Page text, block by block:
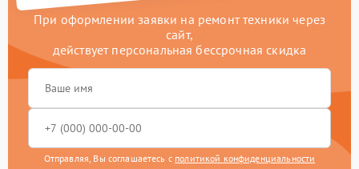
При оформлении заявки на ремонт техники через
сайт,
действует персональная бессрочная скидка
Отправляя, Вы соглашаетесь с политикой конфиденциальности